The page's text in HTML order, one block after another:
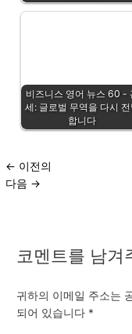
비즈니스 영어 뉴스 60 -
세: 글로벌 무역을 다시 전
합니다
← 이전의
다음 →
코멘트를 남겨
귀하의 이메일 주소는
되어 있습니다 *